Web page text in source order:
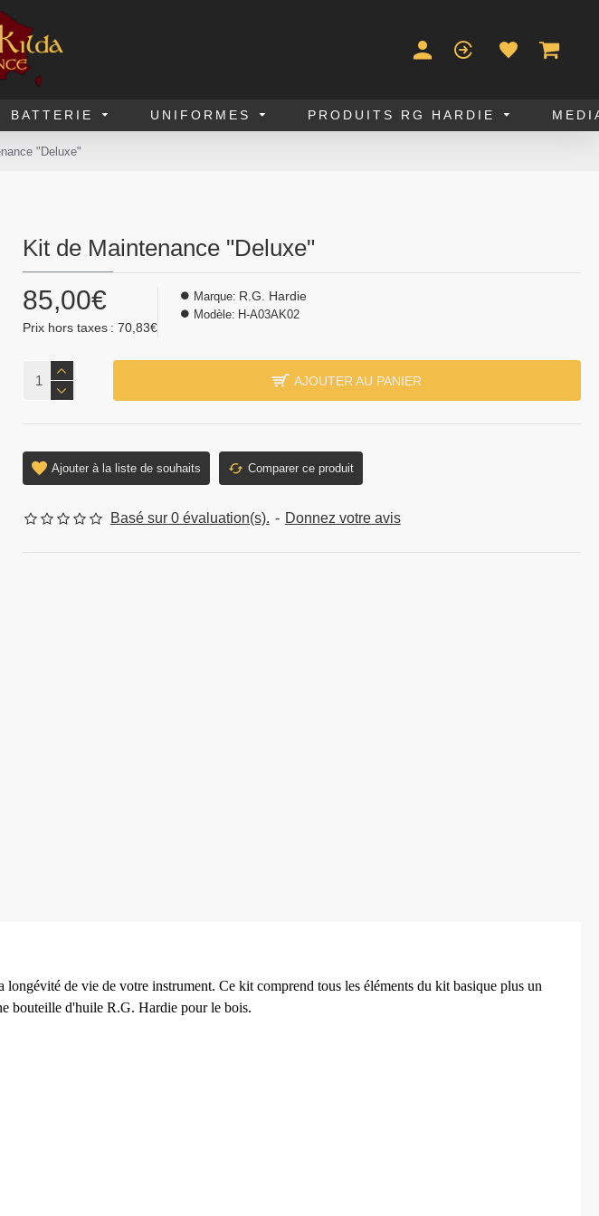
BATTERIE UNIFORMES PRODUITS RG HARDIE
"Deluxe"
Kit de Maintenance "Deluxe"
Basé sur 0 évaluation(s). - Donnez votre avis
85,00€
Prix hors taxes : 70,83€
Marque: R.G. Hardie
Modèle: H-A03AK02
AJOUTER AU PANIER
Ajouter à la liste de souhaits Comparer ce produit
longévité de vie de votre instrument. Ce kit comprend tous les éléments du kit basique plus un
bouteille d'huile R.G. Hardie pour le bois.